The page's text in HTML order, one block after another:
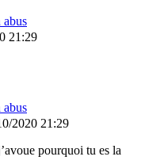
abus
21:29
abus
2020 21:29
pourquoi tu es la